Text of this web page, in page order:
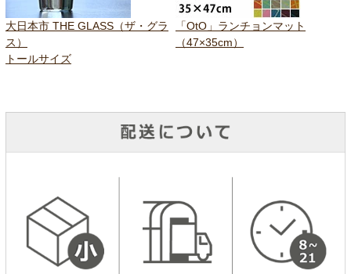
大日本市 THE GLASS（ザ・グラ
ス）
トールサイズ
「OtO」ランチョンマット
（47×35cm）